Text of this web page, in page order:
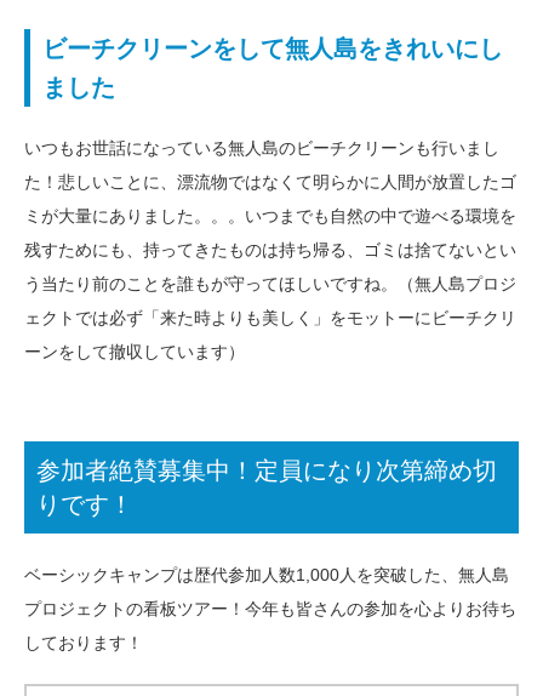
ビーチクリーンをして無人島をきれいにし
ました
いつもお世話になっている無人島のビーチクリーンも行いまし
た！悲しいことに、漂流物ではなくて明らかに人間が放置したゴ
ミが大量にありました。。。いつまでも自然の中で遊べる環境を
残すためにも、持ってきたものは持ち帰る、ゴミは捨てないとい
う当たり前のことを誰もが守ってほしいですね。（無人島プロジ
ェクトでは必ず「来た時よりも美しく」をモットーにビーチクリ
ーンをして撤収しています）
参加者絶賛募集中！定員になり次第締め切
りです！
ベーシックキャンプは歴代参加人数1,000人を突破した、無人島
プロジェクトの看板ツアー！今年も皆さんの参加を心よりお待ち
しております！